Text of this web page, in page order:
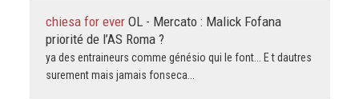
chiesa for ever OL - Mercato : Malick Fofana
priorité de l’AS Roma ?
ya des entraineurs comme génésio qui le font... E t dautres
surement mais jamais fonseca...